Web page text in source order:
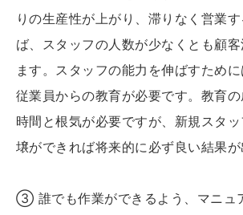
りの生産性が上がり、滞りなく営業
ば、スタッフの人数が少なくとも顧
ます。スタッフの能力を伸ばすため
従業員からの教育が必要です。教育
時間と根気が必要ですが、新規スタ
壌ができれば将来的に必ず良い結果が
③ 誰でも作業ができるよう、マニュ